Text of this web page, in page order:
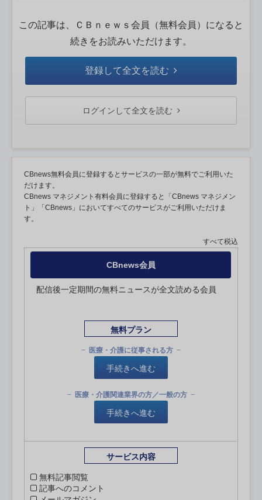
この記事は、ＣＢｎｅｗｓ会員（無料会員）になると
続きをお読みいただけます。
登録して全文を読む
ログインして全文を読む
CBnews無料会員に登録するとサービスの一部が無料でご利用いた
だけます。
CBnews マネジメント有料会員に登録すると「CBnews マネジメン
ト」「CBnews」においてすべてのサービスがご利用いただけま
す。
すべて税込
CBnews会員
配信後一定期間の無料ニュースが全文読める会員
無料プラン
医療・介護に従事される方
手続きへ進む
医療・介護関連業界の方／一般の方
手続きへ進む
サービス内容
無料記事閲覧
記事へのコメント